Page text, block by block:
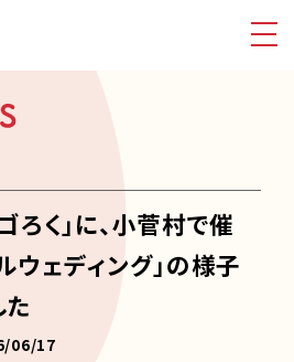
ろく」に、小菅村で催
ウェディング」の様子
06/17